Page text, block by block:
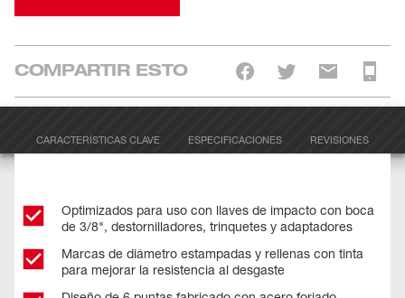
COMPARTIR ESTO
CARACTERÍSTICAS CLAVE ESPECIFICACIONES REVISIONES
Optimizados para uso con llaves de impacto con boca
de 3/8", destornilladores, trinquetes y adaptadores
Marcas de diámetro estampadas y rellenas con tinta
para mejorar la resistencia al desgaste